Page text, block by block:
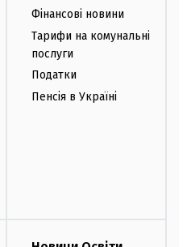
Фінансові новини
Тарифи на комунальні
послуги
Податки
Пенсія в Україні